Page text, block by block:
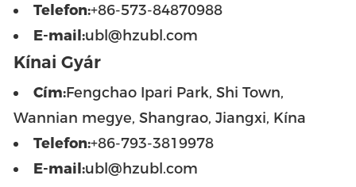
Telefon:+86-573-84870988
E-mail:ubl@hzubl.com
Kínai Gyár
Cím:Fengchao Ipari Park, Shi Town,
Wannian megye, Shangrao, Jiangxi, Kína
Telefon:+86-793-3819978
E-mail:ubl@hzubl.com